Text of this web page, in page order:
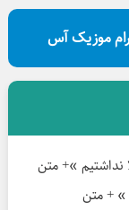
موزیک آس
نداشتیم »+ متن
» + متن